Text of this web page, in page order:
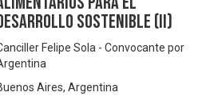
sostenible (II)
Felipe Sola - Convocante por
Aires, Argentina